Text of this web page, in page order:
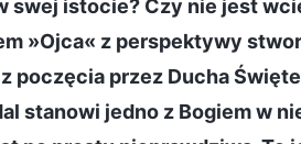
swej istocie? Czy nie jest
»Ojca« z perspektywy
poczęcia przez Ducha
stanowi jedno z Bogiem w